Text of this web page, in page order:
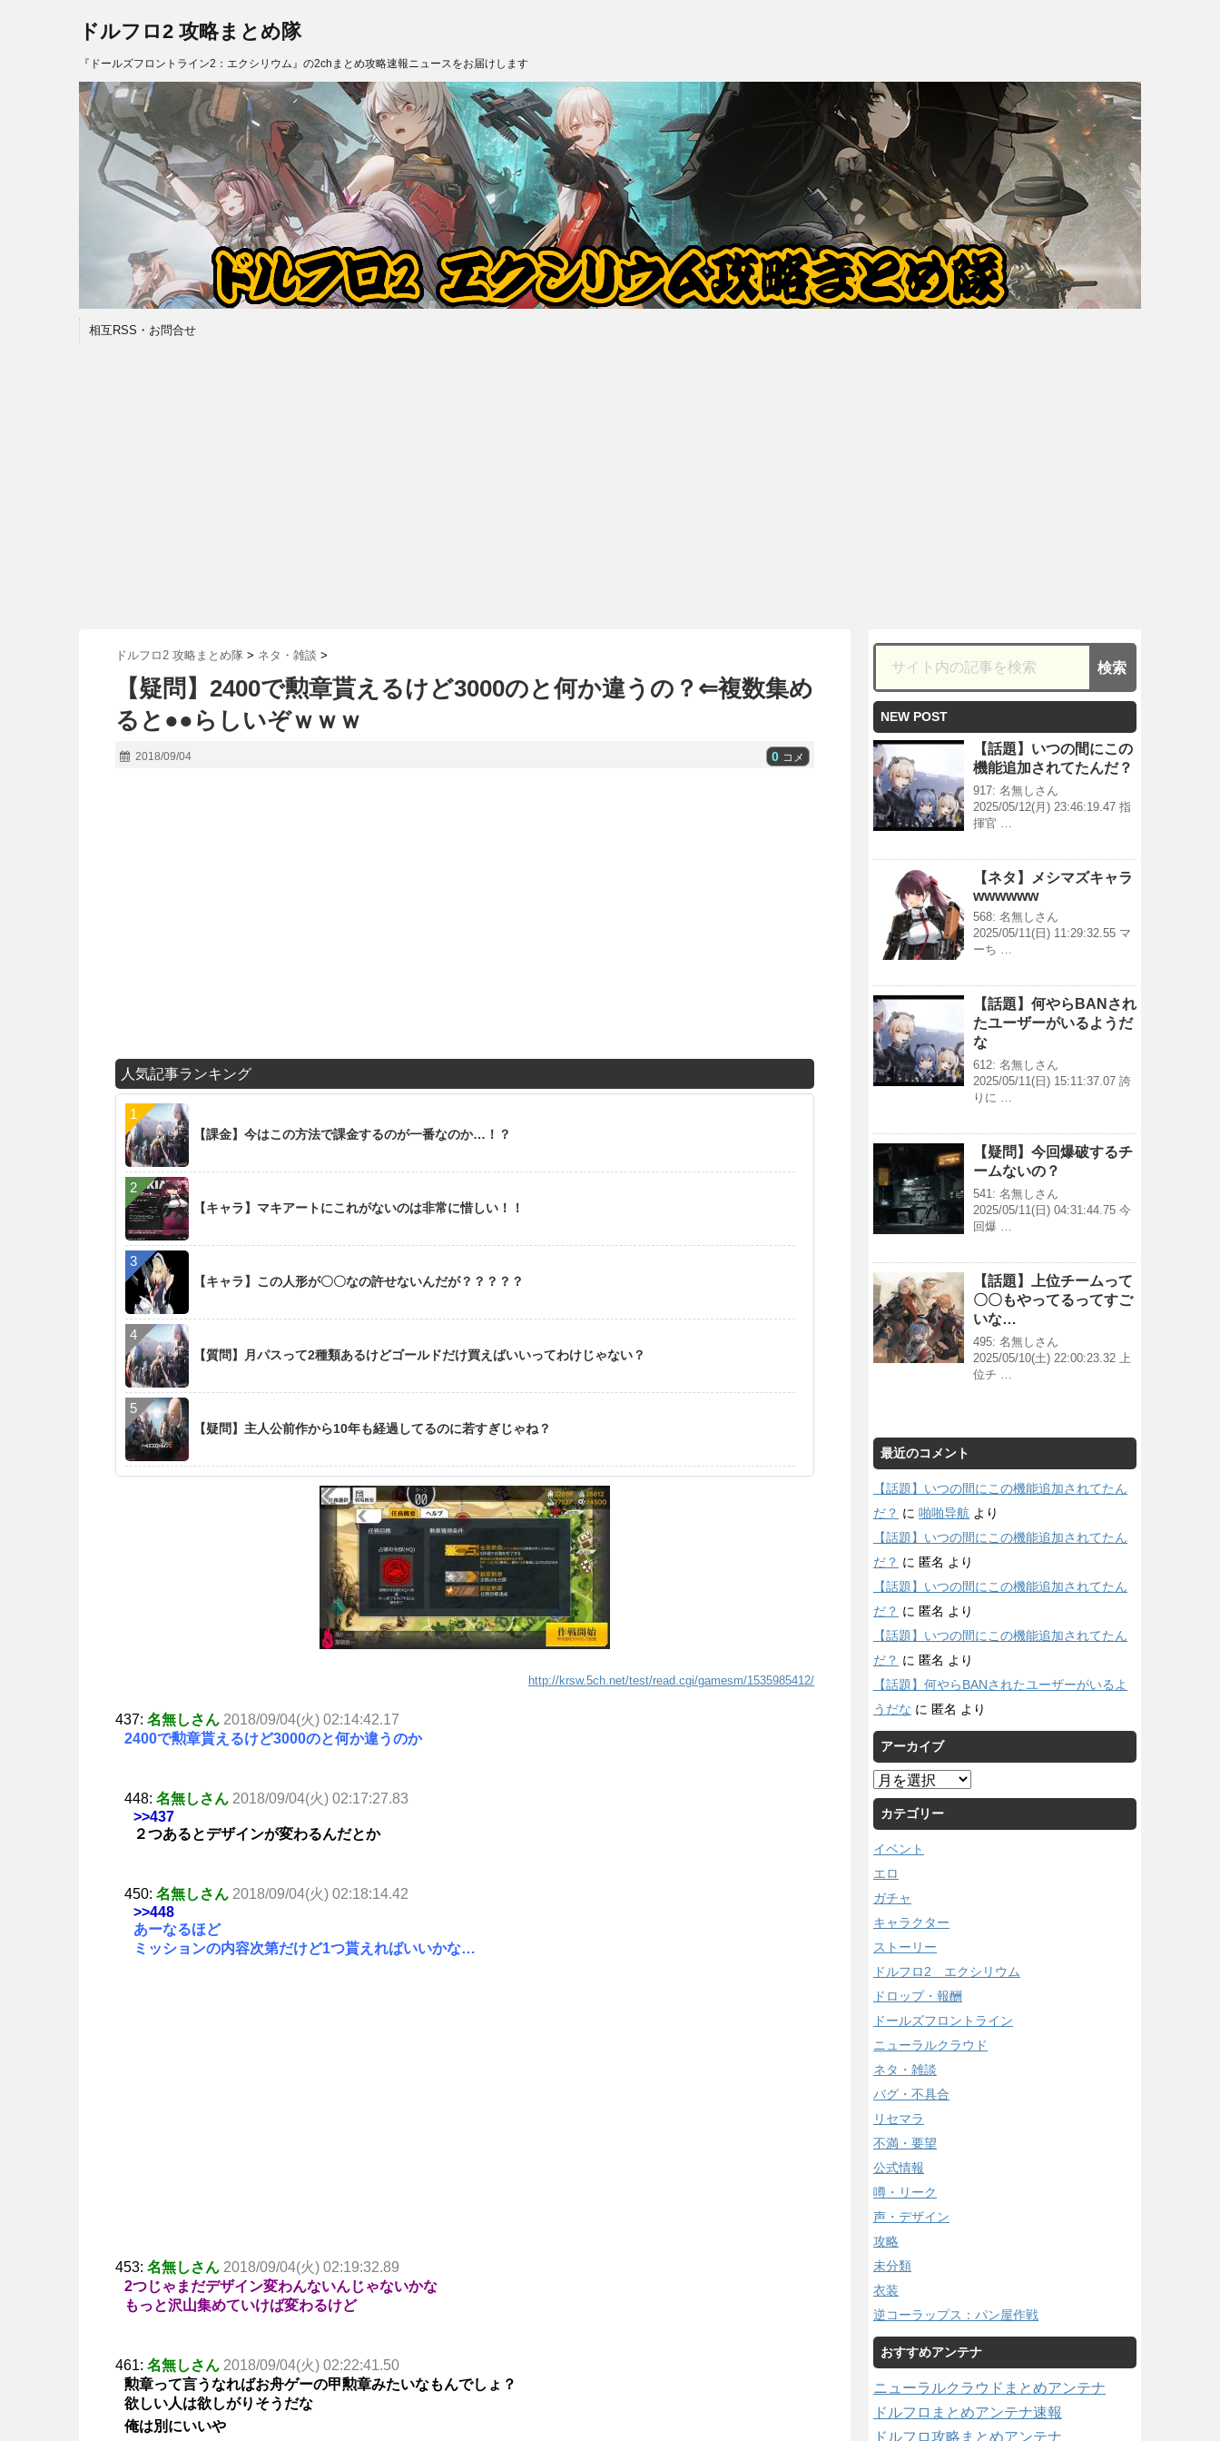
ドルフロ2 攻略まとめ隊
『ドールズフロントライン2：エクシリウム』の2chまとめ攻略速報ニュースをお届けします
相互RSS・お問合せ
ドルフロ2 攻略まとめ隊 > ネタ・雑談 >
【疑問】2400で勲章貰えるけど3000のと何か違うの？⇐複数集め
ると●●らしいぞｗｗｗ
2018/09/04 0 コメ
人気記事ランキング
【課金】今はこの方法で課金するのが一番なのか…！？
【キャラ】マキアートにこれがないのは非常に惜しい！！
【キャラ】この人形が〇〇なの許せないんだが？？？？？
【質問】月パスって2種類あるけどゴールドだけ買えばいいってわけじゃない？
【疑問】主人公前作から10年も経過してるのに若すぎじゃね？
http://krsw.5ch.net/test/read.cgi/gamesm/1535985412/
437: 名無しさん 2018/09/04(火) 02:14:42.17
2400で勲章貰えるけど3000のと何か違うのか
448: 名無しさん 2018/09/04(火) 02:17:27.83
>>437
２つあるとデザインが変わるんだとか
450: 名無しさん 2018/09/04(火) 02:18:14.42
>>448
あーなるほど
ミッションの内容次第だけど1つ貰えればいいかな…
453: 名無しさん 2018/09/04(火) 02:19:32.89
2つじゃまだデザイン変わんないんじゃないかな
もっと沢山集めていけば変わるけど
461: 名無しさん 2018/09/04(火) 02:22:41.50
勲章って言うなればお舟ゲーの甲勲章みたいなもんでしょ？
欲しい人は欲しがりそうだな
俺は別にいいや
NEW POST
【話題】いつの間にこの
機能追加されてたんだ？
917: 名無しさん
2025/05/12(月) 23:46:19.47 指
揮官 …
【ネタ】メシマズキャラ
wwwwww
568: 名無しさん
2025/05/11(日) 11:29:32.55 マ
ーち …
【話題】何やらBANされ
たユーザーがいるようだ
な
612: 名無しさん
2025/05/11(日) 15:11:37.07 誇
りに …
【疑問】今回爆破するチ
ームないの？
541: 名無しさん
2025/05/11(日) 04:31:44.75 今
回爆 …
【話題】上位チームって
〇〇もやってるってすご
いな…
495: 名無しさん
2025/05/10(土) 22:00:23.32 上
位チ …
最近のコメント
【話題】いつの間にこの機能追加されてたん
だ？ に 啪啪导航 より
【話題】いつの間にこの機能追加されてたん
だ？ に 匿名 より
【話題】いつの間にこの機能追加されてたん
だ？ に 匿名 より
【話題】いつの間にこの機能追加されてたん
だ？ に 匿名 より
【話題】何やらBANされたユーザーがいるよ
うだな に 匿名 より
アーカイブ
ア
ー
カ
イ
ブ
カテゴリー
イベント
エロ
ガチャ
キャラクター
ストーリー
ドルフロ2 エクシリウム
ドロップ・報酬
ドールズフロントライン
ニューラルクラウド
ネタ・雑談
バグ・不具合
リセマラ
不満・要望
公式情報
噂・リーク
声・デザイン
攻略
未分類
衣装
逆コーラップス：パン屋作戦
おすすめアンテナ
ニューラルクラウドまとめアンテナ
ドルフロまとめアンテナ速報
ドルフロ攻略まとめアンテナ